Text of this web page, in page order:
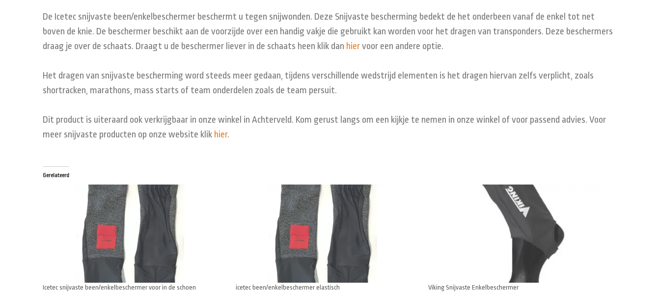
De Icetec snijvaste been/enkelbeschermer beschermt u tegen snijwonden. Deze Snijvaste bescherming bedekt de het onderbeen vanaf de enkel tot net
boven de knie. De beschermer beschikt aan de voorzijde over een handig vakje die gebruikt kan worden voor het dragen van transponders. Deze beschermers
draag je over de schaats. Draagt u de beschermer liever in de schaats heen klik dan hiervoor een andere optie.
Het dragen van snijvaste bescherming word steeds meer gedaan, tijdens verschillende wedstrijd elementen is het dragen hiervan zelfs verplicht, zoals
shortracken, marathons, mass starts of team onderdelen zoals de team persuit.
Dit product is uiteraard ook verkrijgbaar in onze winkel in Achterveld. Kom gerust langs om een kijkje te nemen in onze winkel of voor passend advies. Voor
meer snijvaste producten op onze website klik hier.
Gerelateerd
Icetec snijvaste been/enkelbeschermer voor in de schoen
icetec been/enkelbeschermer elastisch
Viking Snijvaste Enkelbeschermer